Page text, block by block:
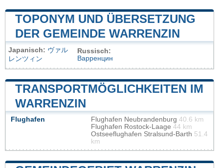
TOPONYM UND ÜBERSETZUNG
DER GEMEINDE WARRENZIN
Japanisch: ヴァル
レンツィン
Russisch:
Варренцин
TRANSPORTMÖGLICHKEITEN IM
WARRENZIN
Flughafen Flughafen Neubrandenburg 40.6 km
Flughafen Rostock-Laage 44 km
Ostseeflughafen Stralsund-Barth 51.4
km